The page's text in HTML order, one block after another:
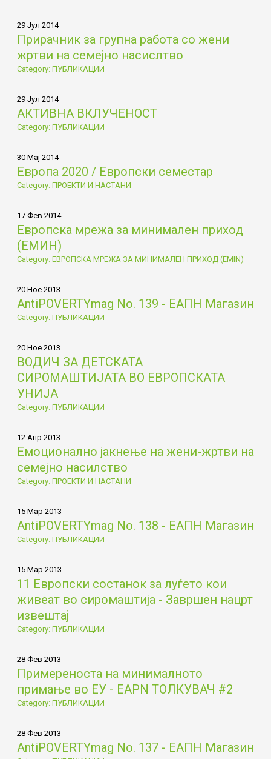
29 Јул 2014
Прирачник за групна работа со жени
жртви на семејно насислтво
Category: ПУБЛИКАЦИИ
29 Јул 2014
АКТИВНА ВКЛУЧЕНОСТ
Category: ПУБЛИКАЦИИ
30 Мај 2014
Европа 2020 / Европски семестар
Category: ПРОЕКТИ И НАСТАНИ
17 Фев 2014
Европска мрежа за минимален приход
(ЕМИН)
Category: ЕВРОПСКА МРЕЖА ЗА МИНИМАЛЕН ПРИХОД (EMIN)
20 Ное 2013
AntiPOVERTYmag No. 139 - ЕАПН Магазин
Category: ПУБЛИКАЦИИ
20 Ное 2013
ВОДИЧ ЗА ДЕТСКАТА
СИРОМАШТИЈАТА ВО ЕВРОПСКАТА
УНИЈА
Category: ПУБЛИКАЦИИ
12 Апр 2013
Емоционално јакнење на жени-жртви на
семејно насилство
Category: ПРОЕКТИ И НАСТАНИ
15 Мар 2013
AntiPOVERTYmag No. 138 - ЕАПН Магазин
Category: ПУБЛИКАЦИИ
15 Мар 2013
11 Европски состанок за луѓето кои
живеат во сиромаштија - Завршен нацрт
извештај
Category: ПУБЛИКАЦИИ
28 Фев 2013
Примереностa на минималното
примање во ЕУ - EAPN ТОЛКУВАЧ #2
Category: ПУБЛИКАЦИИ
28 Фев 2013
AntiPOVERTYmag No. 137 - ЕАПН Магазин